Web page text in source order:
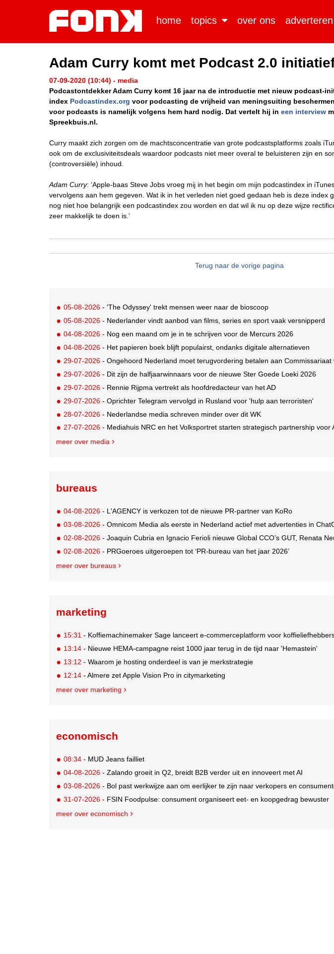
home topics over ons adverteren
Adam Curry komt met Podcast 2.0
07-09-2020 (10:44) - media
Podcastontdekker Adam Curry komt 16 jaar na de introductie met nieuw podcast-
index Podcastindex.org voor podcasting de vrijheid van meningsuiting
voor podcasts is namelijk volgens hem hard nodig. Dat vertelt hij in een interview
Spreekbuis.nl.
Curry maakt zich zorgen om de machtsconcentratie van grote podcastsplatforms zoals
ook om de exclusiviteitsdeals waardoor podcasts niet meer overal te beluisteren zijn en
(controversiële) inhoud.
Adam Curry: ‘Apple-baas Steve Jobs vroeg mij in het begin om mijn podcastindex in
vervolgens aan hem gegeven. Wat ik in het verleden niet goed gedaan heb is deze index
nog niet hoe belangrijk een podcastindex zou worden en dat wil ik nu op deze wijze
zeer makkelijk te doen is.’
Terug naar de vorige pagina
05-08-2026 - 'The Odyssey' trekt mensen weer naar de bioscoop
05-08-2026 - Nederlander vindt aanbod van films, series en sport vaak versnipperd
04-08-2026 - Nog een maand om je in te schrijven voor de Mercurs 2026
04-08-2026 - Het papieren boek blijft populairst, ondanks digitale alternatieven
29-07-2026 - Ongehoord Nederland moet terugvordering betalen aan Commissariaat
29-07-2026 - Dit zijn de halfjaarwinnaars voor de nieuwe Ster Goede Loeki 2026
29-07-2026 - Rennie Rijpma vertrekt als hoofdredacteur van het AD
29-07-2026 - Oprichter Telegram vervolgd in Rusland voor 'hulp aan terroristen'
28-07-2026 - Nederlandse media schreven minder over dit WK
27-07-2026 - Mediahuis NRC en het Volksportret starten strategisch partnership voor AI-
meer over media
bureaus
04-08-2026 - L'AGENCY is verkozen tot de nieuwe PR-partner van KoRo
03-08-2026 - Omnicom Media als eerste in Nederland actief met advertenties in
02-08-2026 - Joaquin Cubria en Ignacio Ferioli nieuwe Global CCO’s GUT, Renata Neumann
02-08-2026 - PRGoeroes uitgeroepen tot ‘PR-bureau van het jaar 2026’
meer over bureaus
marketing
15:31 - Koffiemachinemaker Sage lanceert e-commerceplatform voor
13:14 - Nieuwe HEMA-campagne reist 1000 jaar terug in de tijd naar 'Hemastein'
13:12 - Waarom je hosting onderdeel is van je merkstrategie
12:14 - Almere zet Apple Vision Pro in citymarketing
meer over marketing
economisch
08:34 - MUD Jeans failliet
04-08-2026 - Zalando groeit in Q2, breidt B2B verder uit en innoveert met AI
03-08-2026 - Bol past werkwijze aan om eerlijker te zijn naar verkopers en
31-07-2026 - FSIN Foodpulse: consument organiseert eet- en koopgedrag bewuster
meer over economisch